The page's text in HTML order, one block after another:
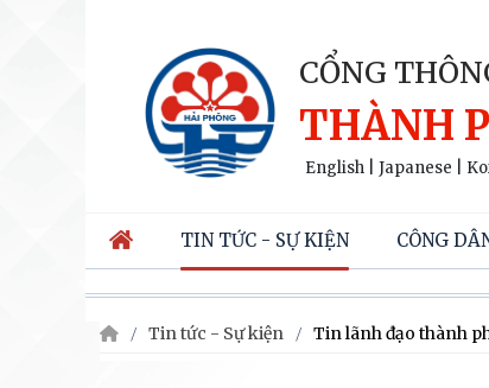
CỔNG
THÀNH
English Japanese
TIN TỨC - SỰ KIỆN CÔNG
Tin tức - Sự kiện Tin lãnh đạo thành